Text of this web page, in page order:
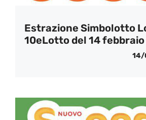
Estrazione Simbolotto
10eLotto del 14
14/